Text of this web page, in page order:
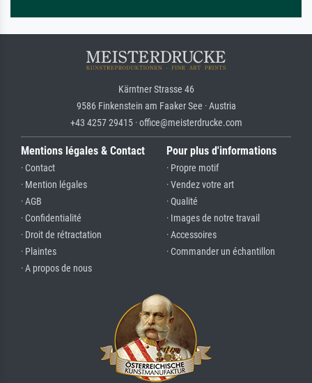
Kärntner Strasse 46
9586 Finkenstein am Faaker See · Austria
+43 4257 29415 · office@meisterdrucke.com
Mentions légales & Contact
· Contact
· Mention légales
· AGB
· Confidentialité
· Droit de rétractation
· Plaintes
· A propos de nous
Pour plus d'informations
· Propre motif
· Vendez votre art
· Qualité
· Images de notre travail
· Accessoires
· Commander un échantillon